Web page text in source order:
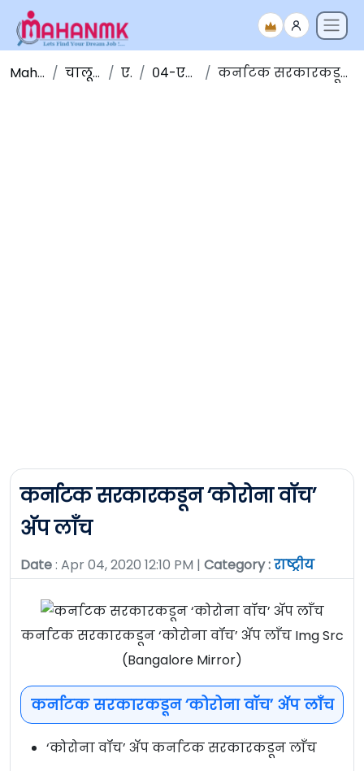
Maha NMK चालू घडामोडी एप्रिल ०४-एप्रिल-२०२० कर्नाटक सरकारकडून ‘कोरोना वॉच’ अ‍ॅप लाँच
कर्नाटक सरकारकडून ‘कोरोना वॉच’
अ‍ॅप लाँच
Date: Apr 04, 2020 12:10 PM | Category :राष्ट्रीय
कर्नाटक सरकारकडून ‘कोरोना वॉच’ अ‍ॅप लाँच Img Src
(Bangalore Mirror)
कर्नाटक सरकारकडून ‘कोरोना वॉच’ अ‍ॅप लाँच
‘कोरोना वॉच’ अ‍ॅप कर्नाटक सरकारकडून लाँच